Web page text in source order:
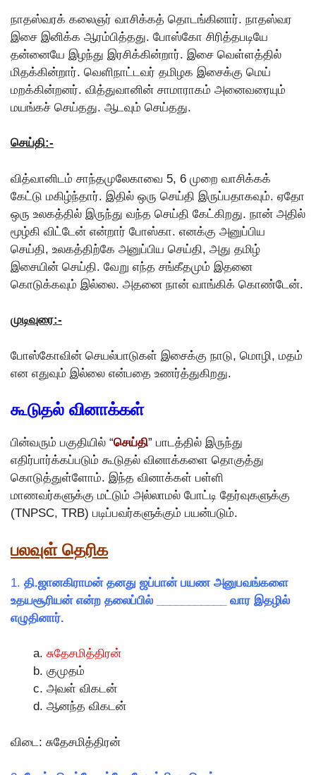
நாதஸ்வரக் கலைஞர் வாசிக்கத் தொடங்கினார். நாதஸ்வர
இசை இனிக்க ஆரம்பித்தது. போஸ்கோ சிரித்தபடியே
தன்னையே இழந்து இரசிக்கின்றார். இசை வெள்ளத்தில்
மிதக்கின்றார். வெளிநாட்டவர் தமிழக இசைக்கு மெய்
மறக்கின்றனர். வித்துவானின் சாமாராகம் அனைவரையும்
மயங்கச் செய்தது. ஆடவும் செய்தது.
செய்தி:-
வித்வானிடம் சாந்தமுலேகாவை 5, 6 முறை வாசிக்கக்
கேட்டு மகிழ்ந்தார். இதில் ஒரு செய்தி இருப்பதாகவும். ஏதோ
ஒரு உலகத்தில் இருந்து வந்த செய்தி கேட்கிறது. நான் அதில்
மூழ்கி விட்டேன் என்றார் போஸ்கா. எனக்கு அனுப்பிய
செய்தி, உலகத்திற்கே அனுப்பிய செய்தி, அது தமிழ்
இசையின் செய்தி. வேறு எந்த சங்கீதமும் இதனை
கொடுக்கவும் இல்லை. அதனை நான் வாங்கிக் கொண்டேன்.
முடிவுரை:-
போஸ்கோவின் செயல்பாடுகள் இசைக்கு நாடு, மொழி, மதம்
என எதுவும் இல்லை என்பதை உணர்த்துகிறது.
கூடுதல் வினாக்கள்
பின்வரும் பகுதியில் “செய்தி” பாடத்தில் இருந்து
எதிர்பார்க்கப்படும் கூடுதல் வினாக்களை தொகுத்து
கொடுத்துள்ளோம். இந்த வினாக்கள் பள்ளி
மாணவர்களுக்கு மட்டும் அல்லாமல் போட்டி தேர்வுகளுக்கு
(TNPSC, TRB) படிப்பவர்களுக்கும் பயன்படும்.
பலவுள் தெரிக
1. தி.ஜானகிராமன் தனது ஜப்பான் பயண அனுபவங்களை
உதயசூரியன் என்ற தலைப்பில் ___________ வார இதழில்
எழுதினார்.
சுதேசமித்திரன்
குமுதம்
அவள் விகடன்
ஆனந்த விகடன்
விடை: சுதேசமித்திரன்